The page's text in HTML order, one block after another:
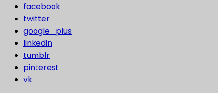
facebook
twitter
google_plus
linkedin
tumblr
pinterest
vk